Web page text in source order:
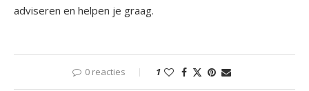
adviseren en helpen je graag.
0 reacties 1